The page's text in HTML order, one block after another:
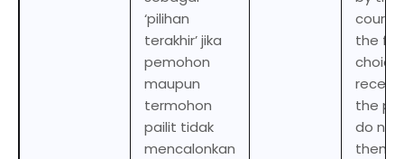
‘pilihan
terakhir’ jika
pemohon
maupun
termohon
pailit tidak
mencalonkan
court
the
the
do not